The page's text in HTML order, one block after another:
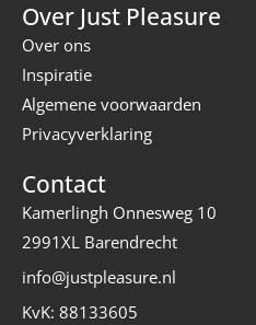
Over Just Pleasure
Over ons
Inspiratie
Algemene voorwaarden
Privacyverklaring
Contact
Kamerlingh Onnesweg 10
2991XL Barendrecht
info@justpleasure.nl
KvK: 88133605